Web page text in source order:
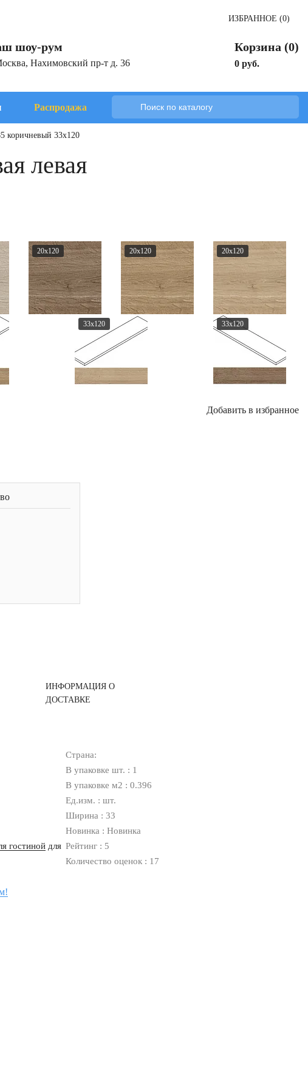
ИЗБРАННОЕ (0)
шоу-рум
Нахимовский пр-т д. 36
Корзина (0)
0 руб.
Распродажа
коричневый 33x120
левая
20x120 20x120 20x120
33x120 33x120
Добавить в избранное
ИНФОРМАЦИЯ О
ДОСТАВКЕ
гостиной для
Страна:
В упаковке шт. : 1
В упаковке м2 : 0.396
Ед.изм. : шт.
Ширина : 33
Новинка : Новинка
Рейтинг : 5
Количество оценок : 17